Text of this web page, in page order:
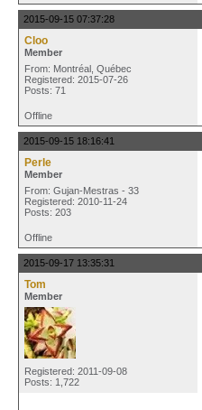
2015-09-15 07:37:28
Cloo
Member
From: Montréal, Québec
Registered: 2015-07-26
Posts: 71
Offline
2015-09-15 18:16:41
Perle
Member
From: Gujan-Mestras - 33
Registered: 2010-11-24
Posts: 203
Offline
2015-09-17 13:35:31
Tom
Member
Registered: 2011-09-08
Posts: 1,722